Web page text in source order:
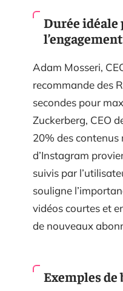
Durée
l’engagement
Adam Mosseri,
recommande des
secondes pour
Zuckerberg, CEO
20% des contenus
d’Instagram
suivis par
souligne
vidéos courtes et
de nouveaux
Exemples